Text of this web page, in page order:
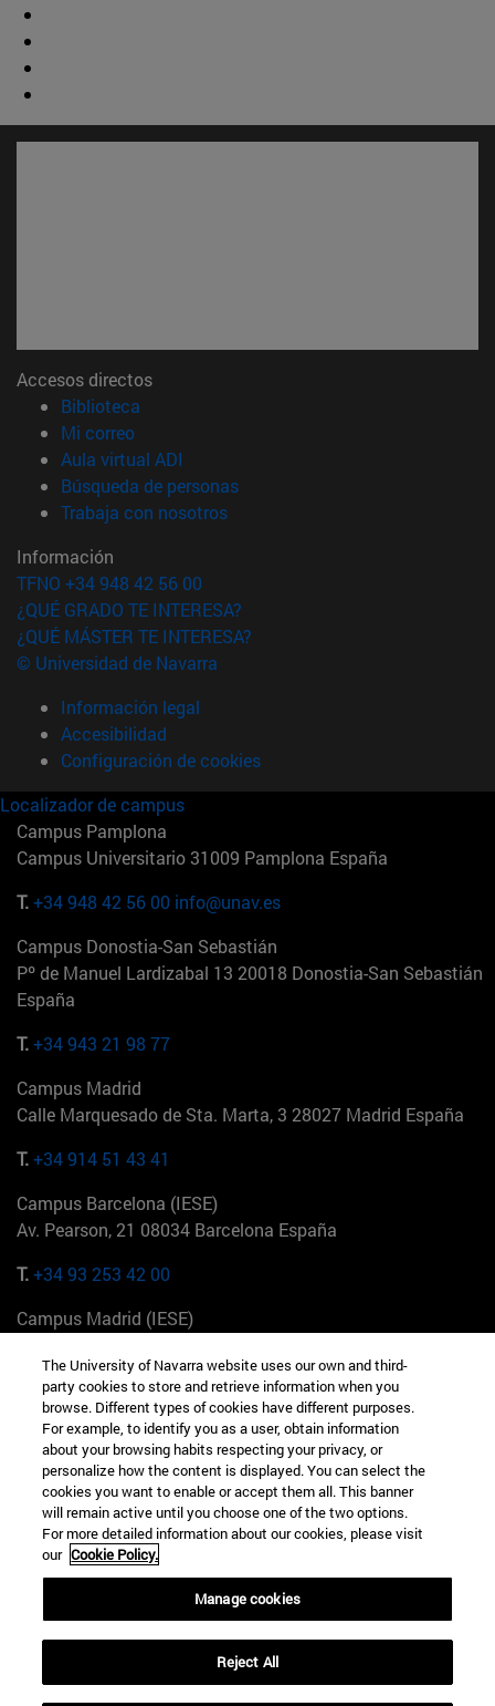
Accesos directos
Biblioteca
Mi correo(abre en nueva ventana)
Aula virtual ADI
Búsqueda de personas(abre en nueva ventana)
Trabaja con nosotros(abre en nueva ventana)
Información
TFNO +34 948 42 56 00
¿QUÉ GRADO TE INTERESA?
¿QUÉ MÁSTER TE INTERESA?
© Universidad de Navarra
Información legal
Accesibilidad
Configuración de cookies
Localizador de campus
Campus Pamplona
Campus Universitario 31009 Pamplona España
T.+34 948 42 56 00 info@unav.es
Campus Donostia-San Sebastián
Pº de Manuel Lardizabal 13 20018 Donostia-San Sebastián
España
T.+34 943 21 98 77
Campus Madrid
Calle Marquesado de Sta. Marta, 3 28027 Madrid España
T.+34 914 51 43 41
Campus Barcelona (IESE)
Av. Pearson, 21 08034 Barcelona España
T.+34 93 253 42 00
Campus Madrid (IESE)
+34 912 11 30 00
Campus Nueva York (IESE)
165 W 57th St 10019-2201 Nueva York EE.UU
+1 646 346 8850
Campus Munich (IESE)
Maria-Theresia-Straße 15 81675 Múnich Alemania
+49 89 24209790
Campus Sao Paulo (IESE)
Rua Martiniano de Carvalho, 573 01321001 Bela Vista Brasil
The University of Navarra website uses our own and third-
party cookies to store and retrieve information when you
browse. Different types of cookies have different purposes.
For example, to identify you as a user, obtain information
about your browsing habits respecting your privacy, or
personalize how the content is displayed. You can select the
cookies you want to enable or accept them all. This banner
will remain active until you choose one of the two options.
For more detailed information about our cookies, please visit
our Cookie Policy.
Manage cookies
Reject All